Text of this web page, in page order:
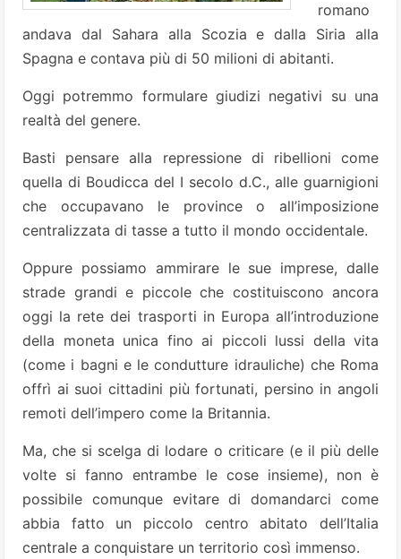
romano
andava dal Sahara alla Scozia e dalla Siria alla
Spagna e contava più di 50 milioni di abitanti.
Oggi potremmo formulare giudizi negativi su una
realtà del genere.
Basti pensare alla repressione di ribellioni come
quella di Boudicca del I secolo d.C., alle guarnigioni
che occupavano le province o all’imposizione
centralizzata di tasse a tutto il mondo occidentale.
Oppure possiamo ammirare le sue imprese, dalle
strade grandi e piccole che costituiscono ancora
oggi la rete dei trasporti in Europa all’introduzione
della moneta unica fino ai piccoli lussi della vita
(come i bagni e le condutture idrauliche) che Roma
offrì ai suoi cittadini più fortunati, persino in angoli
remoti dell’impero come la Britannia.
Ma, che si scelga di lodare o criticare (e il più delle
volte si fanno entrambe le cose insieme), non è
possibile comunque evitare di domandarci come
abbia fatto un piccolo centro abitato dell’Italia
centrale a conquistare un territorio così immenso.